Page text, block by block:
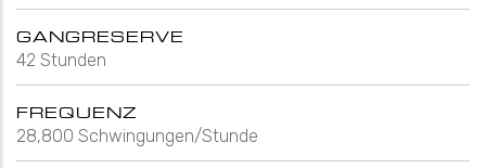
GANGRESERVE
42 Stunden
FREQUENZ
28,800 Schwingungen/Stunde